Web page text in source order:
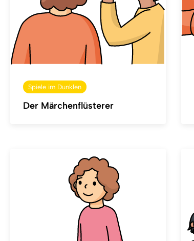
Spiele im Dunklen
Der Märchenflüsterer